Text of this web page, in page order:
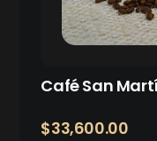
Café San
$33,600.00